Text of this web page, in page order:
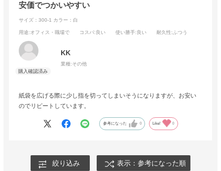
安価でつかいやすい
サイズ：300-1 カラー：白
用途:オフィス・職場で コスパ:良い 使い勝手:良い 耐久性:ふつう
KK
業種:その他
紙袋を広げる際に少し指を切ってしまいそうになりますが、お安い
のでリピートしています。
参考になった 0 Like! 0
絞り込み 表示：参考になった順